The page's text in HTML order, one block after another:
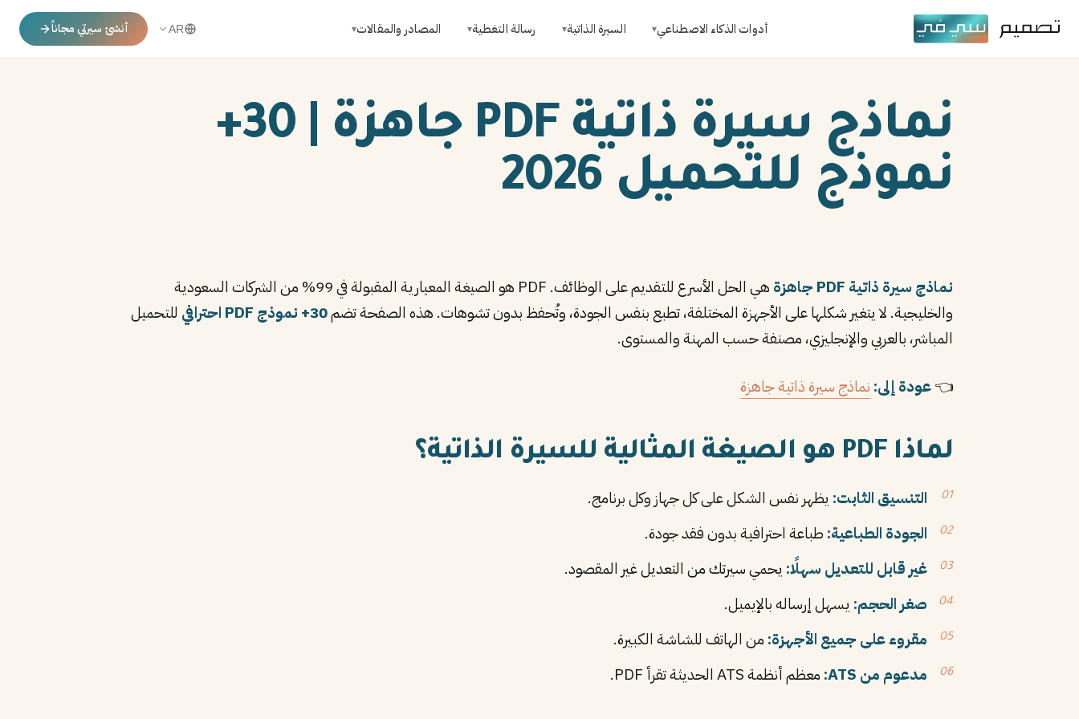
أدوات الذكاء الاصطناعي▾ السيرة الذاتية▾ رسالة التغطية▾ المصادر والمقالات▾
AR أنشئ سيرتي مجاناً
نماذج سيرة ذاتية PDF جاهزة | 30+
نموذج للتحميل 2026
نماذج سيرة ذاتية PDF جاهزة
هي الحل الأسرع للتقديم على الوظائف. PDF هو الصيغة المعيارية المقبولة في 99% من الشركات السعودية
والخليجية. لا يتغير شكلها على الأجهزة المختلفة، تطبع بنفس الجودة، وتُحفظ بدون تشوهات. هذه الصفحة تضم30+ نموذج PDF احترافي
للتحميل
المباشر، بالعربي والإنجليزي، مصنفة حسب المهنة والمستوى.
👈عودة إلى: نماذج سيرة ذاتية جاهزة
لماذا PDF هو الصيغة المثالية للسيرة الذاتية؟
التنسيق الثابت: يظهر نفس الشكل على كل جهاز وكل برنامج.
الجودة الطباعية: طباعة احترافية بدون فقد جودة.
غير قابل للتعديل سهلًا: يحمي سيرتك من التعديل غير المقصود.
صغر الحجم: يسهل إرساله بالإيميل.
مقروء على جميع الأجهزة: من الهاتف للشاشة الكبيرة.
مدعوم من ATS:
معظم أنظمة ATS الحديثة تقرأ PDF.